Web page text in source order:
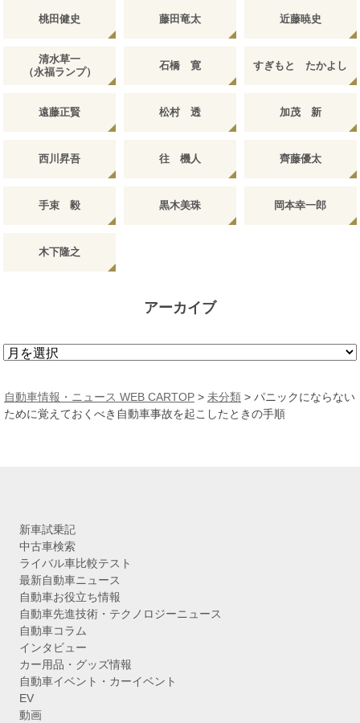
桃田健史 藤田竜太 近藤暁史
清水草一
（永福ランプ）
石橋 寛 すぎもと たかよし
遠藤正賢 松村 透 加茂 新
西川昇吾 往 機人 齊藤優太
手束 毅 黒木美珠 岡本幸一郎
木下隆之
アーカイブ
ア
カ
イ
自動車情報・ニュース WEB CARTOP > 未分類 > パニックにならない
ために覚えておくべき自動車事故を起こしたときの手順
新車試乗記
中古車検索
ライバル車比較テスト
最新自動車ニュース
自動車お役立ち情報
自動車先進技術・テクノロジーニュース
自動車コラム
インタビュー
カー用品・グッズ情報
自動車イベント・カーイベント
EV
動画